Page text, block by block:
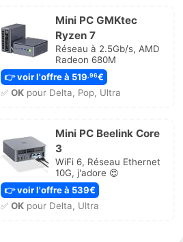
Mini PC GMKtec
Ryzen 7
Réseau à 2.5Gb/s, AMD
Radeon 680M
👉 voir l'offre à 519,96€
✅ OKpour Delta, Pop, Ultra
Mini PC Beelink Core
3
WiFi 6, Réseau Ethernet
10G, j'adore 😍
👉 voir l'offre à 539€
✅ OKpour Delta, Ultra